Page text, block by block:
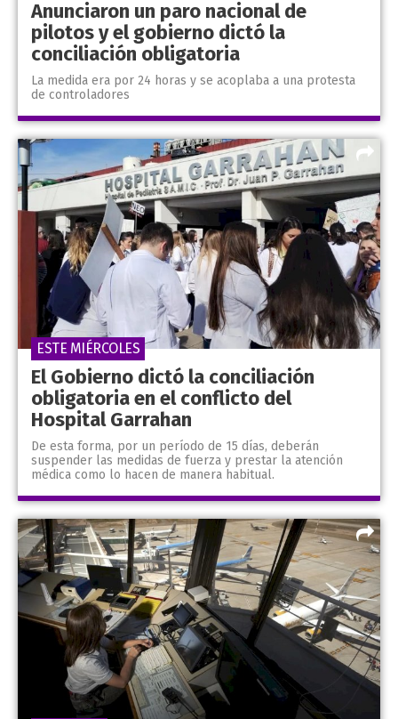
Anunciaron un paro nacional de
pilotos y el gobierno dictó la
conciliación obligatoria
La medida era por 24 horas y se acoplaba a una protesta
de controladores
El Gobierno dictó la conciliación
obligatoria en el conflicto del
Hospital Garrahan
De esta forma, por un período de 15 días, deberán
suspender las medidas de fuerza y prestar la atención
médica como lo hacen de manera habitual.
ESTE MIÉRCOLES